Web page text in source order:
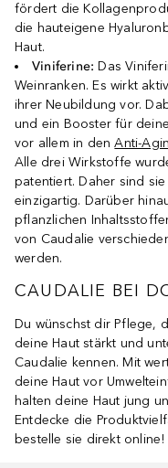
fördert die
die hauteigene
Haut.
Viniferine: Das
Weinranken. Es wirkt
ihrer Neubildung vor.
und ein Booster für
vor allem in denAnti-
Alle drei Wirkstoffe
patentiert. Daher sind
einzigartig. Darüber
pflanzlichen
von Caudalie
werden.
CAUDALIE BEI
Du wünschst dir Pflege,
deine Haut stärkt und
Caudalie kennen. Mit
deine Haut vor
halten deine Haut jung
Entdecke die
bestelle sie direkt online!